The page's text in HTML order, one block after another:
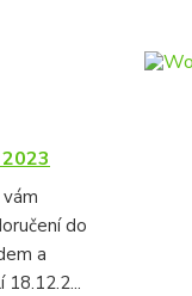
do
a